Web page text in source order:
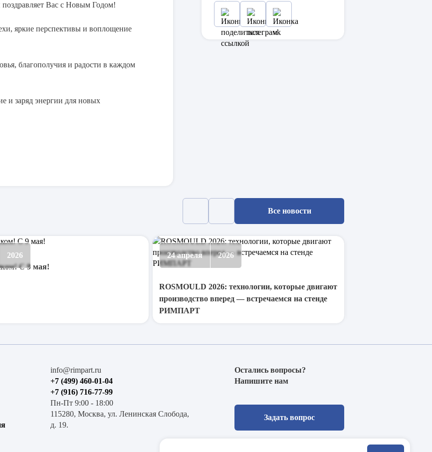
Вас с Новым Годом!
яркие перспективы и воплощение
благополучия и радости в каждом
и заряд энергии для новых
2026
С 9 мая!
24 апреля 2026
ROSMOULD 2026: технологии, которые двигают
производство вперед — встречаемся на стенде
РИМПАРТ
Все новости
info@rimpart.ru
+7 (499) 460-01-04
+7 (916) 716-77-99
Пн-Пт 9:00 - 18:00
115280, Москва, ул. Ленинская Слобода,
д. 19.
Остались вопросы?
Напишите нам
Задать вопрос